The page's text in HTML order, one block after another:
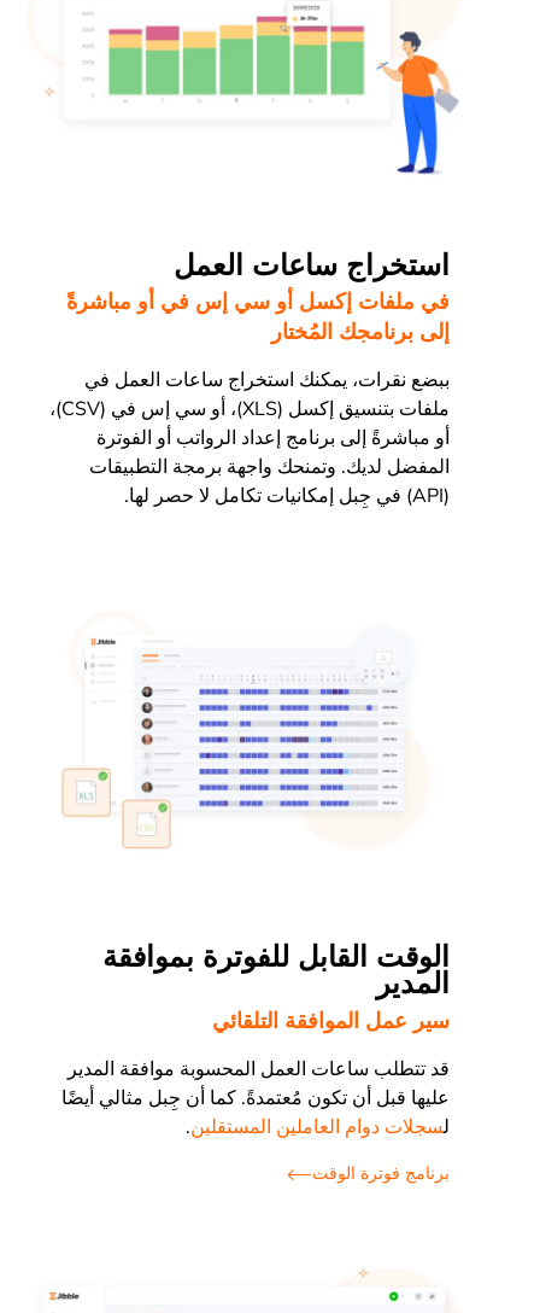
استخراج ساعات العمل
في ملفات إكسل أو سي إس في أو مباشرةً
إلى برنامجك المُختار
ببضع نقرات، يمكنك استخراج ساعات العمل في
ملفات بتنسيق إكسل (XLS)، أو سي إس في (CSV)،
أو مباشرةً إلى برنامج إعداد الرواتب أو الفوترة
المفضل لديك. وتمنحك واجهة برمجة التطبيقات
(API) في جِبل إمكانيات تكامل لا حصر لها.
الوقت القابل للفوترة بموافقة
المدير
سير عمل الموافقة التلقائي
قد تتطلب ساعات العمل المحسوبة موافقة المدير
عليها قبل أن تكون مُعتمدةً. كما أن جِبل مثالي أيضًا
لسجلات دوام العاملين المستقلين.
برنامج فوترة الوقت